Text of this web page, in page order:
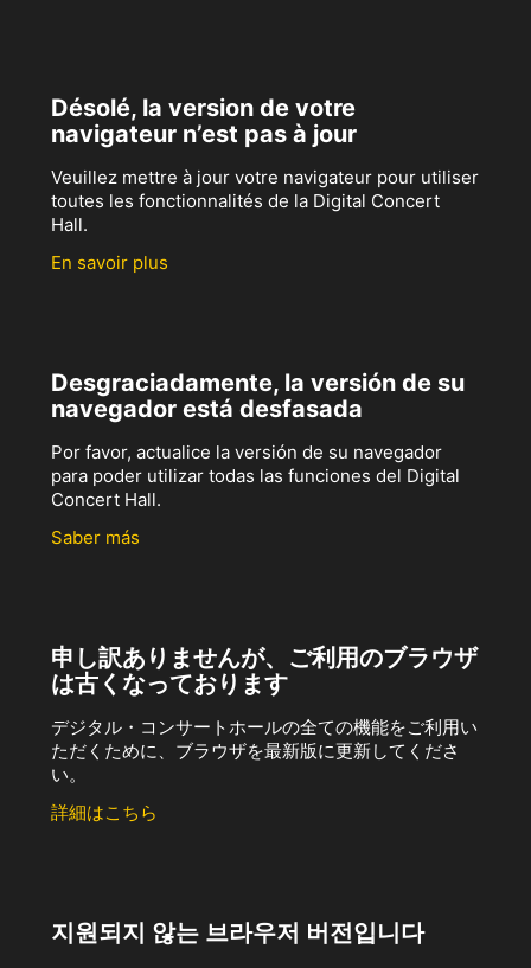
Désolé, la version de votre
navigateur n’est pas à jour
Veuillez mettre à jour votre navigateur pour utiliser
toutes les fonctionnalités de la Digital Concert
Hall.
En savoir plus
Desgraciadamente, la versión de su
navegador está desfasada
Por favor, actualice la versión de su navegador
para poder utilizar todas las funciones del Digital
Concert Hall.
Saber más
申し訳ありませんが、ご利用のブラウザ
は古くなっております
デジタル・コンサートホールの全ての機能をご利用い
ただくために、ブラウザを最新版に更新してくださ
い。
詳細はこちら
지원되지 않는 브라우저 버전입니다